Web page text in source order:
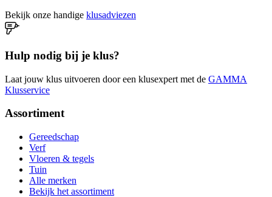
Bekijk onze handige klusadviezen
Hulp nodig bij je klus?
Laat jouw klus uitvoeren door een klusexpert met de GAMMA
Klusservice
Assortiment
Gereedschap
Verf
Vloeren & tegels
Tuin
Alle merken
Bekijk het assortiment